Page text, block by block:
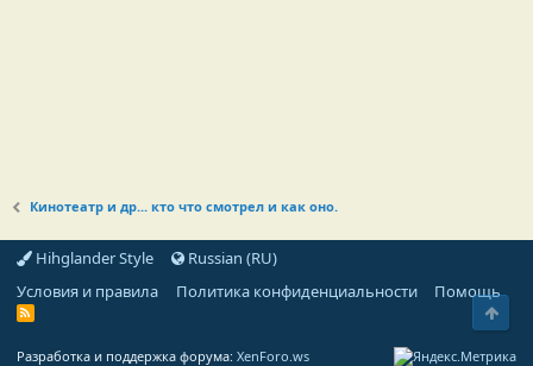
Кинотеатр и др... кто что смотрел и как оно.
Hihglander Style
Russian (RU)
Условия и правила
Политика конфиденциальности Помощь
R
Разработка и поддержка форума: XenForo.ws